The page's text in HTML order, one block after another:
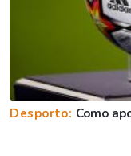
Desporto: Como